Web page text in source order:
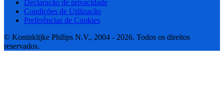
Declaração de privacidade
Condições de Utilização
Preferências de Cookies
© Koninklijke Philips N.V., 2004 - 2026. Todos os direitos
reservados.